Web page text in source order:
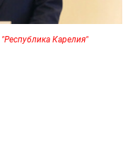
"Республика Карелия"